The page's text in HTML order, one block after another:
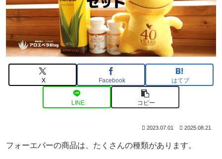
X Facebook はてブ
LINE コピー
2023.07.01 2025.08.21
フォーエバーの商品は、たくさんの種類があります。